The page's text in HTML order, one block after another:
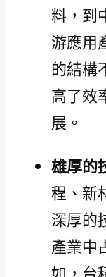
料，到
游應用
的結構
高了效
展。
雄厚的
程、新
深厚的
產業中